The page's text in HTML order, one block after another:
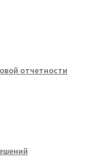
отчетности